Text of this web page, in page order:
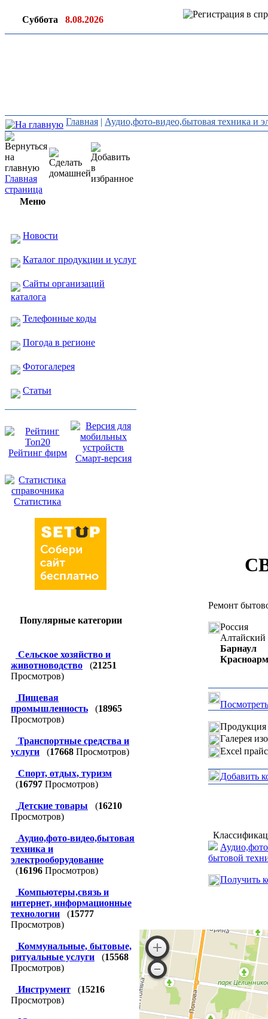
Суббота 8.08.2026
Главная | Аудио,фото-видео,бытовая техника и
Главная
страница
Меню
Новости
Каталог продукции и услуг
Сайты организаций
каталога
Телефонные коды
Погода в регионе
Фотогалерея
Статьи
Рейтинг фирм
Смарт-версия
Статистика
Популярные категории
Сельское хозяйство и
животноводство
(21251
Просмотров)
Пищевая
промышленность
(18965
Просмотров)
Транспортные средства и
услуги
(17668 Просмотров)
Спорт, отдых, туризм
(16797 Просмотров)
Детские товары (16210
Просмотров)
Аудио,фото-видео,бытовая
техника и
электрооборудование
(16196 Просмотров)
Компьютеры,связь и
интернет, информационные
технологии
(15777
Просмотров)
Коммунальные, бытовые,
ритуальные услуги
(15568
Просмотров)
Инструмент (15216
Просмотров)
Ремонт
Россия
Алтайский
Барнаул
Продукция
Галерея
Excel
Добавить
бытовой
Получить